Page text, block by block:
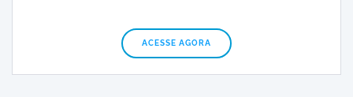
ACESSE AGORA